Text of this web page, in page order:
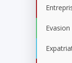
Evasion